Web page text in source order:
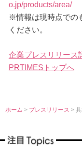
o.jp/products/area/
※情報は現時点での
ください。
企業プレスリリース
PRTIMESトップへ
ホーム > プレスリリース>